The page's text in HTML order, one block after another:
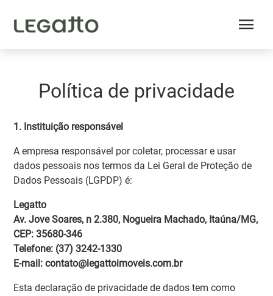
menu
Política de privacidade
1. Instituição responsável
A empresa responsável por coletar, processar e usar
dados pessoais nos termos da Lei Geral de Proteção de
Dados Pessoais (LGPDP) é:
Legatto
Av. Jove Soares, n 2.380, Nogueira Machado, Itaúna/MG,
CEP: 35680-346
Telefone: (37) 3242-1330
E-mail: contato@legattoimoveis.com.br
Esta declaração de privacidade de dados tem como